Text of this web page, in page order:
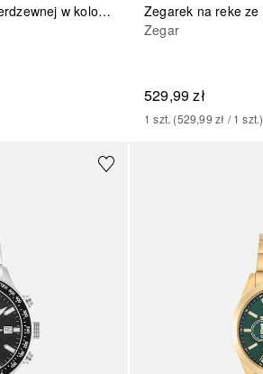
Zegarek na reke ze stali nierdzewnej w kolorze srebrnym
Zegar
529,99 zł
1 szt. (529,99 zł / 1 szt.)